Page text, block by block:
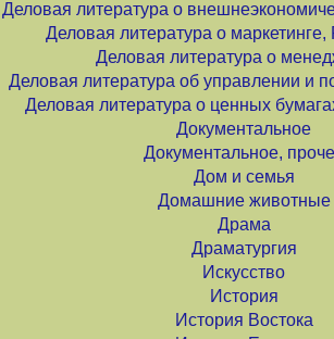
Деловая литература о
Деловая литература о
Деловая литература о
Деловая литература об управлении и
Деловая литература о ценных
Документальное
Документальное,
Дом и семья
Домашние животные
Драма
Драматургия
Искусство
История
История Востока